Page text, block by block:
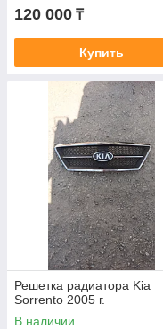
120 000 ₸
Купить
Решетка радиатора Kia
Sorrento 2005 г.
В наличии